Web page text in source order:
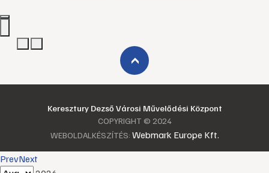
›
Keresztury Dezső Városi Művelődési Központ
COPYRIGHT © 2024
WEBOLDALKÉSZÍTÉS: Webmark Europe Kft.
PrevNext